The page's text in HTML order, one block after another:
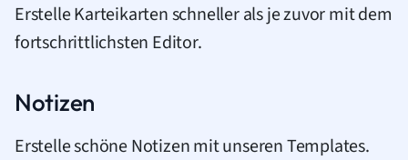
Erstelle Karteikarten schneller als je zuvor mit dem
fortschrittlichsten Editor.
Notizen
Erstelle schöne Notizen mit unseren Templates.